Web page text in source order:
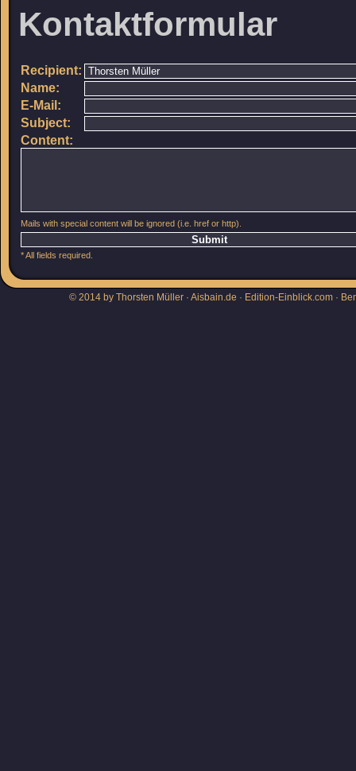
Kontaktformular
Recipient:
Name:
E-Mail:
Subject:
Content:
Mails with special content will be ignored (i.e. href or http).
* All fields required.
© 2014 by Thorsten Müller · Aisbain.de · Edition-Einblick.com ·